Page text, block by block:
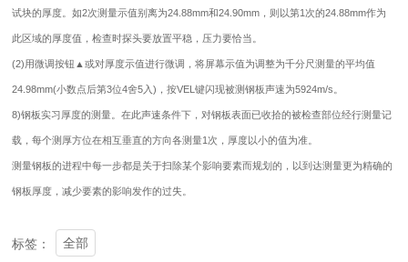
试块的厚度。如2次测量示值别离为24.88mm和24.90mm，则以第1次的24.88mm作为
此区域的厚度值，检查时探头要放置平稳，压力要恰当。
(2)用微调按钮▲或对厚度示值进行微调，将屏幕示值为调整为千分尺测量的平均值
24.98mm(小数点后第3位4舍5入)，按VEL键闪现被测钢板声速为5924m/s。
8)钢板实习厚度的测量。在此声速条件下，对钢板表面已收拾的被检查部位经行测量记
载，每个测厚方位在相互垂直的方向各测量1次，厚度以小的值为准。
测量钢板的进程中每一步都是关于扫除某个影响要素而规划的，以到达测量更为精确的
钢板厚度，减少要素的影响发作的过失。
标签： 全部